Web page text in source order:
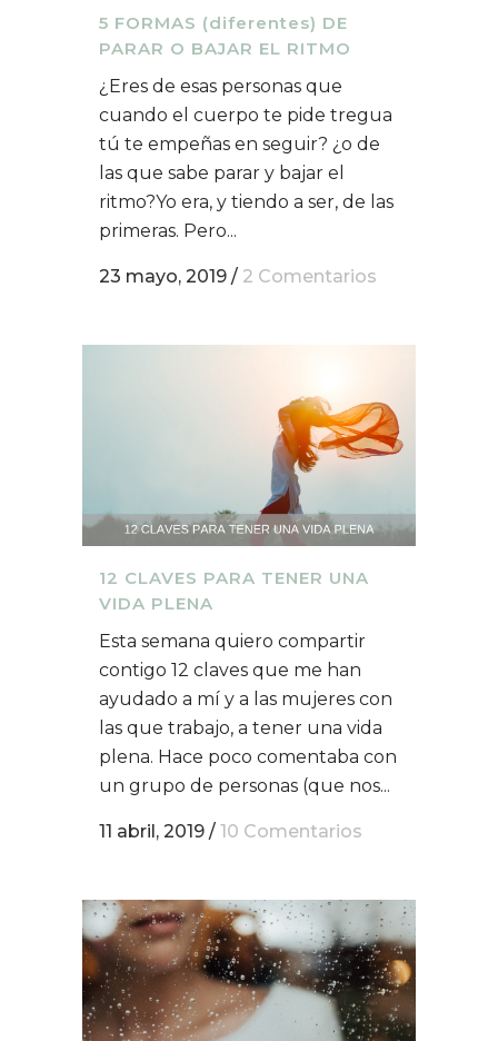
5 FORMAS (diferentes) DE
PARAR O BAJAR EL RITMO
¿Eres de esas personas que
cuando el cuerpo te pide tregua
tú te empeñas en seguir? ¿o de
las que sabe parar y bajar el
ritmo?Yo era, y tiendo a ser, de las
primeras. Pero...
23 mayo, 2019 / 2 Comentarios
12 CLAVES PARA TENER UNA
VIDA PLENA
Esta semana quiero compartir
contigo 12 claves que me han
ayudado a mí y a las mujeres con
las que trabajo, a tener una vida
plena. Hace poco comentaba con
un grupo de personas (que nos...
11 abril, 2019 / 10 Comentarios